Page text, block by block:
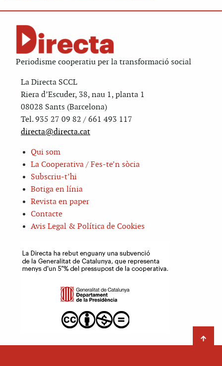
Periodisme cooperatiu per la transformació social
La Directa SCCL
Riera d’Escuder, 38, nau 1, planta 1
08028 Sants (Barcelona)
Tel. 935 27 09 82 / 661 493 117
directa@directa.cat
Qui som
La Cooperativa / Fes-te’n sòcia
Subscriu-t’hi
Botiga en línia
Revista en paper
Contacte
Avis Legal & Política de Cookies